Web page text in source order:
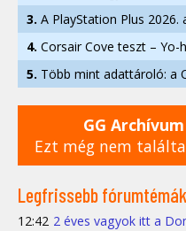
3. A PlayStation Plus 2026.
4. Corsair Cove teszt –
5. Több mint adattároló: a
GG Archívum
Ezt még nem
Legfrissebb fórumtémák
12:42 2 éves vagyok itt a